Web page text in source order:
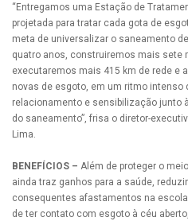
“Entregamos uma Estação de
projetada para tratar cada gota de
meta de universalizar o saneamento
quatro anos, construiremos mais sete
executaremos mais 415 km de rede e
novas de esgoto, em um ritmo intenso
relacionamento e sensibilização junto
do saneamento”, frisa o diretor-
Lima.
BENEFÍCIOS – Além de proteger o
ainda traz ganhos para a saúde,
consequentes afastamentos na
de ter contato com esgoto à céu